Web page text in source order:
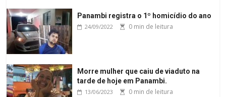
Panambi registra o 1º homicídio do ano
24/09/2022 0 min de leitura
Morre mulher que caiu de viaduto na
tarde de hoje em Panambi.
13/06/2023 0 min de leitura